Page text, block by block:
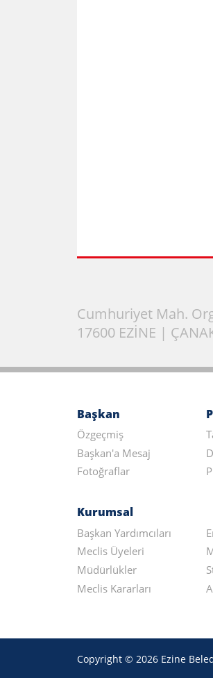
Cumhuriyet Mah.
17600 EZİNE |
Başkan
Özgeçmiş
Başkan'a Mesaj
Fotoğraflar
Kurumsal
Başkan Yardımcıları
Meclis Üyeleri
Müdürlükler
Meclis Kararları
Copyright © 2026 Ezine